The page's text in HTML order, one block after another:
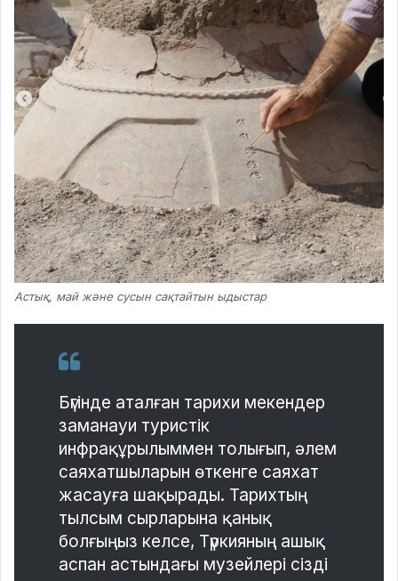
Астық, май және сусын сақтайтын ыдыстар
Бүгінде аталған тарихи мекендер
заманауи туристік
инфрақұрылыммен толығып, әлем
саяхатшыларын өткенге саяхат
жасауға шақырады. Тарихтың
тылсым сырларына қанық
болғыңыз келсе, Түркияның ашық
аспан астындағы музейлері сізді